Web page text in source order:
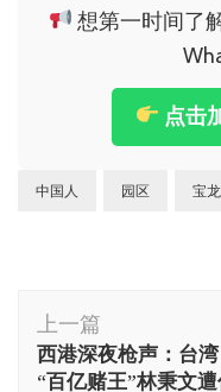
想第一时间了
点击
中国人 园区 宝
博
文
导
上一篇
西港深夜枪声：台湾
“百亿赌王”林秉文